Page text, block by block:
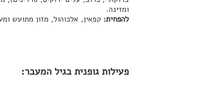
ומזינה.
להפחית: קפאין, אלכוהול, מזון מתועש
פעילות גופנית בגיל המעבר: